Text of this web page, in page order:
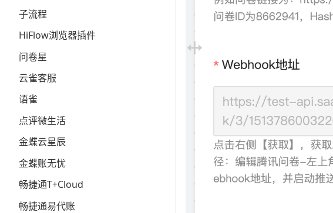
子流程
HiFlow浏览器插件
问卷星
云雀客服
语雀
点评微生活
金蝶云星辰
金蝶账无忧
畅捷通T+Cloud
畅捷通易代账